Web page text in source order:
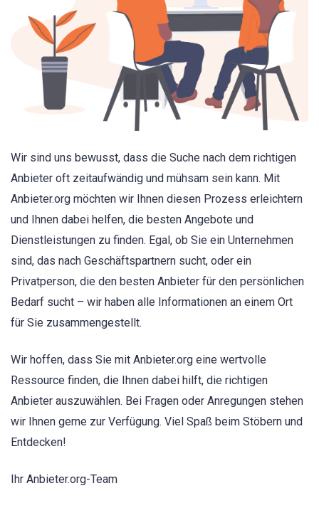
Wir sind uns bewusst, dass die Suche nach dem richtigen
Anbieter oft zeitaufwändig und mühsam sein kann. Mit
Anbieter.org möchten wir Ihnen diesen Prozess erleichtern
und Ihnen dabei helfen, die besten Angebote und
Dienstleistungen zu finden. Egal, ob Sie ein Unternehmen
sind, das nach Geschäftspartnern sucht, oder ein
Privatperson, die den besten Anbieter für den persönlichen
Bedarf sucht – wir haben alle Informationen an einem Ort
für Sie zusammengestellt.
Wir hoffen, dass Sie mit Anbieter.org eine wertvolle
Ressource finden, die Ihnen dabei hilft, die richtigen
Anbieter auszuwählen. Bei Fragen oder Anregungen stehen
wir Ihnen gerne zur Verfügung. Viel Spaß beim Stöbern und
Entdecken!
Ihr Anbieter.org-Team